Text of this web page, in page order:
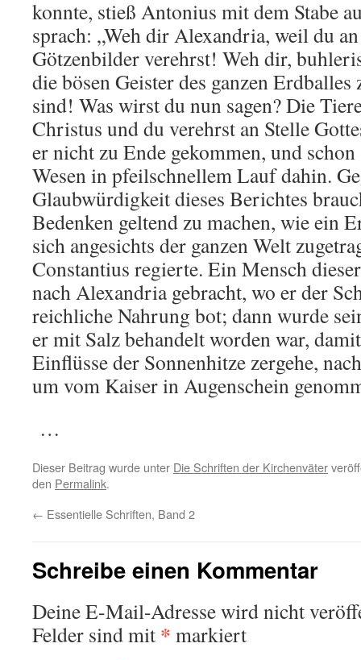
konnte, stieß Antonius mit dem Stabe
sprach: „Weh dir Alexandria, weil du
Götzenbilder verehrst! Weh dir,
die bösen Geister des ganzen Erdballes
sind! Was wirst du nun sagen? Die
Christus und du verehrst an Stelle
er nicht zu Ende gekommen, und
Wesen in pfeilschnellem Lauf dahin.
Glaubwürdigkeit dieses Berichtes
Bedenken geltend zu machen, wie ein
sich angesichts der ganzen Welt
Constantius regierte. Ein Mensch
nach Alexandria gebracht, wo er der
reichliche Nahrung bot; dann wurde
er mit Salz behandelt worden war,
Einflüsse der Sonnenhitze zergehe,
um vom Kaiser in Augenschein
…
Dieser Beitrag wurde unter Die Schriften der Kirchenväter
den Permalink.
← Essentielle Schriften, Band 2
Schreibe einen Kommentar
Deine E-Mail-Adresse wird nicht
Felder sind mit * markiert